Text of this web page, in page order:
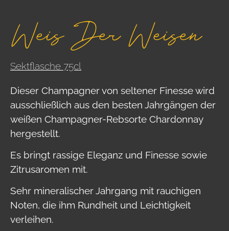
Weiß Der Weißen
Sektflasche 75cl
Dieser Champagner von seltener Finesse wird
ausschließlich aus den besten Jahrgängen der
weißen Champagner-Rebsorte Chardonnay
hergestellt.
Es bringt rassige Eleganz und Finesse sowie
Zitrusaromen mit.
Sehr mineralischer Jahrgang mit rauchigen
Noten, die ihm Rundheit und Leichtigkeit
verleihen.